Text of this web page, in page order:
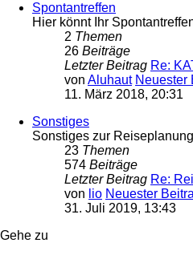
Spontantreffen
Hier könnt Ihr
2 Themen
26 Beiträge
Letzter Beitrag Re:
von Aluhaut Neuester
11. März 2018, 20:31
Sonstiges
Sonstiges zur Reiseplanung
23 Themen
574 Beiträge
Letzter Beitrag Re:
von lio Neuester
31. Juli 2019, 13:43
Gehe zu